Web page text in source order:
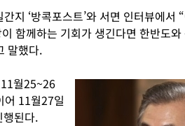
지 ‘방콕포스트’와 서면 인터뷰에서
함께하는 기회가 생긴다면 한반도
말했다.
월25~26
어 11월27일
된다.